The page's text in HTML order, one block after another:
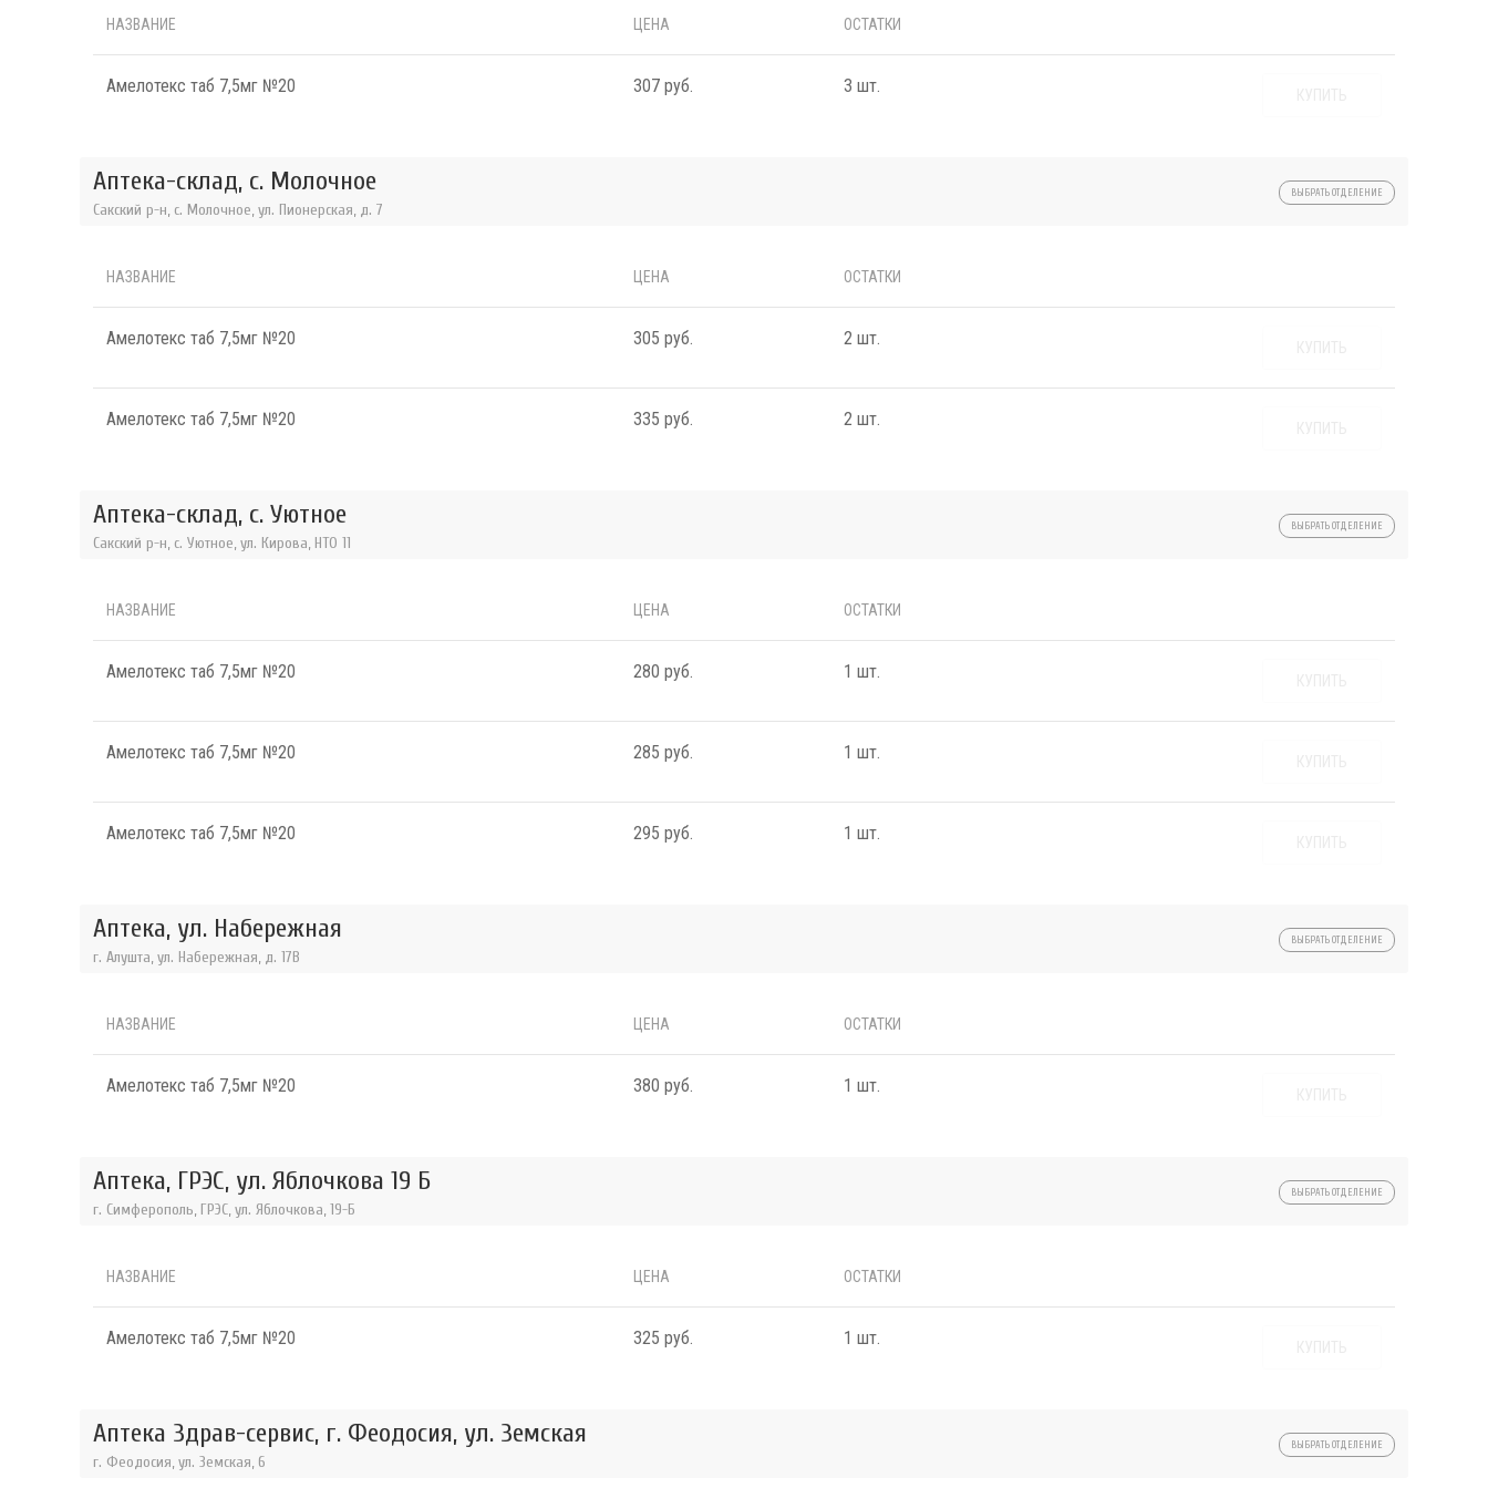
НАЗВАНИЕ ЦЕНА ОСТАТКИ
Амелотекс таб 7,5мг №20 307 руб. 3 шт.
Аптека-склад, с. Молочное
Сакский р-н, с. Молочное, ул. Пионерская, д. 7
ВЫБРАТЬ ОТДЕЛЕНИЕ
НАЗВАНИЕ ЦЕНА ОСТАТКИ
Амелотекс таб 7,5мг №20 305 руб. 2 шт.
Амелотекс таб 7,5мг №20 335 руб. 2 шт.
Аптека-склад, с. Уютное
Сакский р-н, с. Уютное, ул. Кирова, НТО 11
ВЫБРАТЬ ОТДЕЛЕНИЕ
НАЗВАНИЕ ЦЕНА ОСТАТКИ
Амелотекс таб 7,5мг №20 280 руб. 1 шт.
Амелотекс таб 7,5мг №20 285 руб. 1 шт.
Амелотекс таб 7,5мг №20 295 руб. 1 шт.
Аптека, ул. Набережная
г. Алушта, ул. Набережная, д. 17В
ВЫБРАТЬ ОТДЕЛЕНИЕ
НАЗВАНИЕ ЦЕНА ОСТАТКИ
Амелотекс таб 7,5мг №20 380 руб. 1 шт.
Аптека, ГРЭС, ул. Яблочкова 19 Б
г. Симферополь, ГРЭС, ул. Яблочкова, 19-Б
ВЫБРАТЬ ОТДЕЛЕНИЕ
НАЗВАНИЕ ЦЕНА ОСТАТКИ
Амелотекс таб 7,5мг №20 325 руб. 1 шт.
Аптека Здрав-сервис, г. Феодосия, ул. Земская
г. Феодосия, ул. Земская, 6
ВЫБРАТЬ ОТДЕЛЕНИЕ